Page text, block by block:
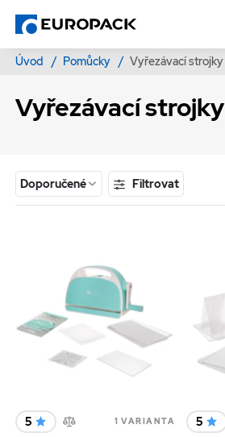
Úvod / Pomůcky / Vyřezávací strojky
Vyřezávací strojky
Doporučené Filtrovat
5 1 VARIANTA 5